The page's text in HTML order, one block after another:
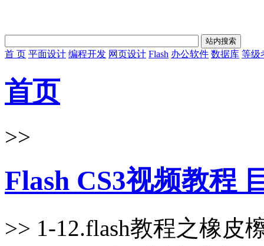
首 页 平面设计 编程开发 网页设计 Flash 办公软件 数据库 等级
首页
>>
Flash CS3视频教程
>> 1-12.flash教程之橡皮